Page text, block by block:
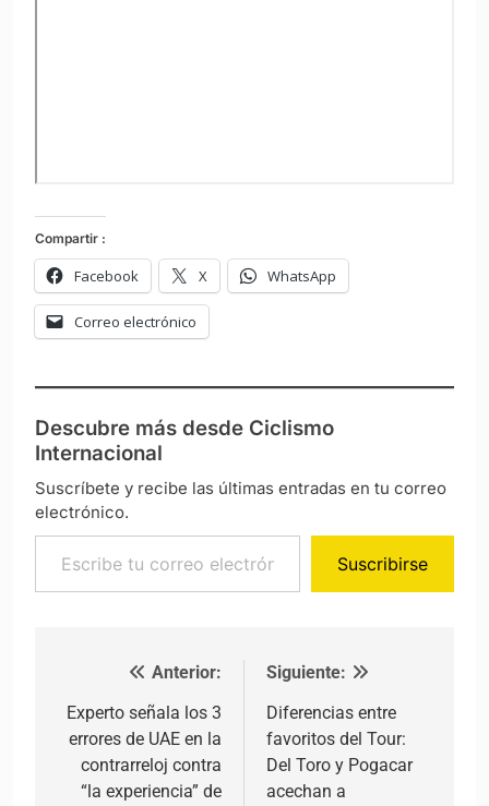
Compartir :
Facebook X WhatsApp
Correo electrónico
Descubre más desde Ciclismo
Internacional
Suscríbete y recibe las últimas entradas en tu correo
electrónico.
Escribe tu correo electrónico…
Suscribirse
Navegación de entradas
Anterior:
Experto señala los 3
errores de UAE en la
contrarreloj contra
“la experiencia” de
Siguiente:
Diferencias entre
favoritos del Tour:
Del Toro y Pogacar
acechan a